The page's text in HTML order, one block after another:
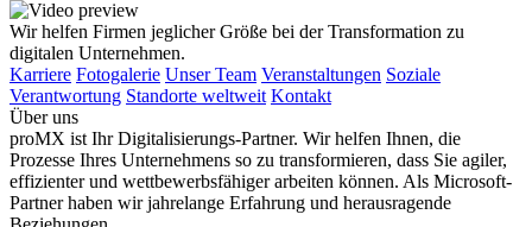
Wir helfen Firmen jeglicher Größe bei der Transformation zu
digitalen Unternehmen.
Karriere Fotogalerie Unser Team Veranstaltungen Soziale
Verantwortung Standorte weltweit Kontakt
Über uns
proMX ist Ihr Digitalisierungs-Partner. Wir helfen Ihnen, die
Prozesse Ihres Unternehmens so zu transformieren, dass Sie agiler,
effizienter und wettbewerbsfähiger arbeiten können. Als Microsoft-
Partner haben wir jahrelange Erfahrung und herausragende